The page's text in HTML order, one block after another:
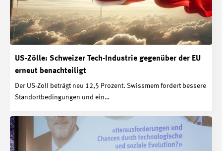
m
US-Zölle: Schweizer Tech-Industrie gegenüber der EU
erneut benachteiligt
Der US-Zoll beträgt neu 12,5 Prozent. Swissmem fordert bessere
Standortbedingungen und ein…